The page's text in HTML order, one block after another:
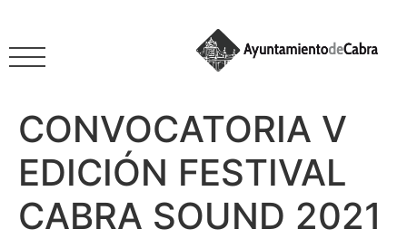
CONVOCATORIA V
EDICIÓN FESTIVAL
CABRA SOUND 2021